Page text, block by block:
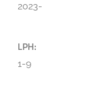
2023-
LPH:
1-9